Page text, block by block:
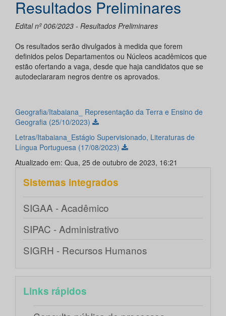
Resultados Preliminares
Edital nº 006/2023 - Resultados Preliminares
Os resultados serão divulgados à medida que forem
definidos pelos Departamentos ou Núcleos acadêmicos que
estão ofertando a vaga, desde que haja candidatos que se
autodeclararam negros dentre os aprovados.
Geografia/Itabaiana_ Representação da Terra e Ensino de
Geografia (25/10/2023)
Letras/Itabaiana_Estágio Supervisionado, Literaturas de
Língua Portuguesa (17/08/2023)
Atualizado em: Qua, 25 de outubro de 2023, 16:21
Sistemas integrados
SIGAA - Acadêmico
SIPAC - Administrativo
SIGRH - Recursos Humanos
Links rápidos